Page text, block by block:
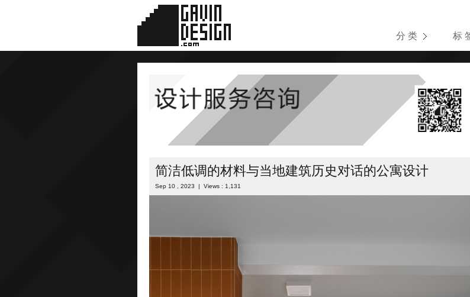
分 类 标
简洁低调的材料与当地建筑历史对话的公寓设计
Sep 10 , 2023 | Views : 1,131